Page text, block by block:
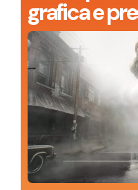
grafica e